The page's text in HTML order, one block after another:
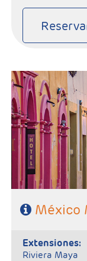
-Salidas: Jueves
- Ruta: 3 Noches
Noche en
noche en Cancún
- Categoría
Régimen: Según
México
extensiones:
Riviera Maya